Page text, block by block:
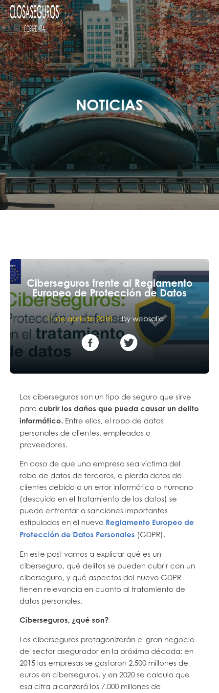
NOTICIAS
Ciberseguros frente al Reglamento
Europeo de Protección de Datos
11 de abril de 2018 by websalia
Los ciberseguros son un tipo de seguro que sirve
paracubrir los daños que pueda causar un delito
informático. Entre ellos, el robo de datos
personales de clientes, empleados o
proveedores.
En caso de que una empresa sea víctima del
robo de datos de terceros, o pierda datos de
clientes debido a un error informático o humano
(descuido en el tratamiento de los datos) se
puede enfrentar a sanciones importantes
estipuladas en el nuevo Reglamento Europeo de
Protección de Datos Personales (GDPR).
En este post vamos a explicar qué es un
ciberseguro, qué delitos se pueden cubrir con un
ciberseguro, y qué aspectos del nuevo GDPR
tienen relevancia en cuanto al tratamiento de
datos personales.
Ciberseguros, ¿qué son?
Los ciberseguros protagonizarán el gran negocio
del sector asegurador en la próxima década: en
2015 las empresas se gastaron 2.500 millones de
euros en ciberseguros, y en 2020 se calcula que
esa cifra alcanzará los 7.000 millones de